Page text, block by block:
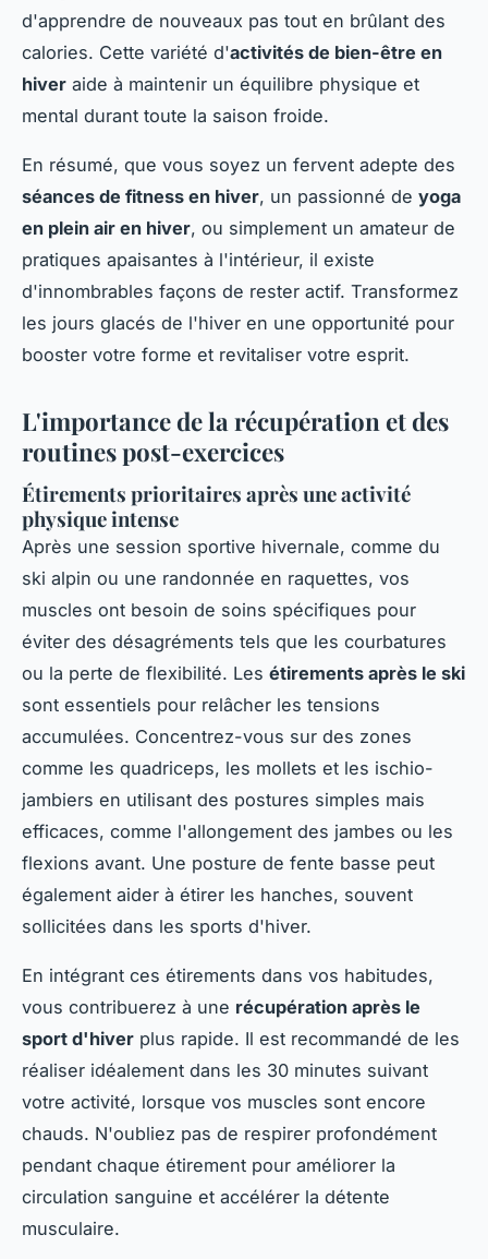
d'apprendre de nouveaux pas tout en brûlant des
calories. Cette variété d'activités de bien-être en
hiver aide à maintenir un équilibre physique et
mental durant toute la saison froide.
En résumé, que vous soyez un fervent adepte des
séances de fitness en hiver, un passionné de yoga
en plein air en hiver, ou simplement un amateur de
pratiques apaisantes à l'intérieur, il existe
d'innombrables façons de rester actif. Transformez
les jours glacés de l'hiver en une opportunité pour
booster votre forme et revitaliser votre esprit.
L'importance de la récupération et des
routines post-exercices
Étirements prioritaires après une activité
physique intense
Après une session sportive hivernale, comme du
ski alpin ou une randonnée en raquettes, vos
muscles ont besoin de soins spécifiques pour
éviter des désagréments tels que les courbatures
ou la perte de flexibilité. Les étirements après le ski
sont essentiels pour relâcher les tensions
accumulées. Concentrez-vous sur des zones
comme les quadriceps, les mollets et les ischio-
jambiers en utilisant des postures simples mais
efficaces, comme l'allongement des jambes ou les
flexions avant. Une posture de fente basse peut
également aider à étirer les hanches, souvent
sollicitées dans les sports d'hiver.
En intégrant ces étirements dans vos habitudes,
vous contribuerez à une récupération après le
sport d'hiver plus rapide. Il est recommandé de les
réaliser idéalement dans les 30 minutes suivant
votre activité, lorsque vos muscles sont encore
chauds. N'oubliez pas de respirer profondément
pendant chaque étirement pour améliorer la
circulation sanguine et accélérer la détente
musculaire.